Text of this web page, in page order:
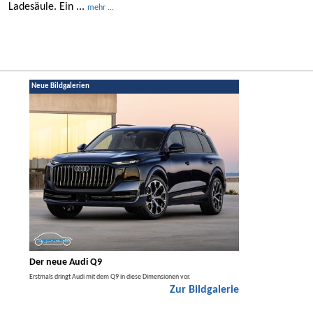
Ladesäule. Ein ... mehr ...
Neue Bildgalerien
Der neue Audi Q9
Erstmals dringt Audi mit dem Q9 in diese Dimensionen vor.
Zur Bildgalerie